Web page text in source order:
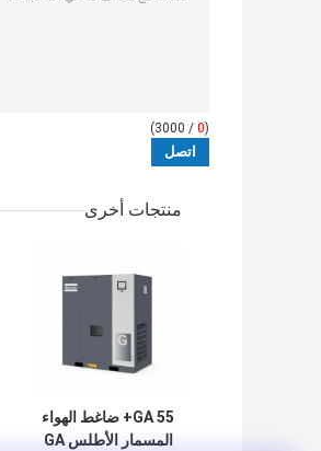
(
0
/ 3000)
منتجات أخرى
GA 55+ ضاغط الهواء
المسمار الأطلس GA